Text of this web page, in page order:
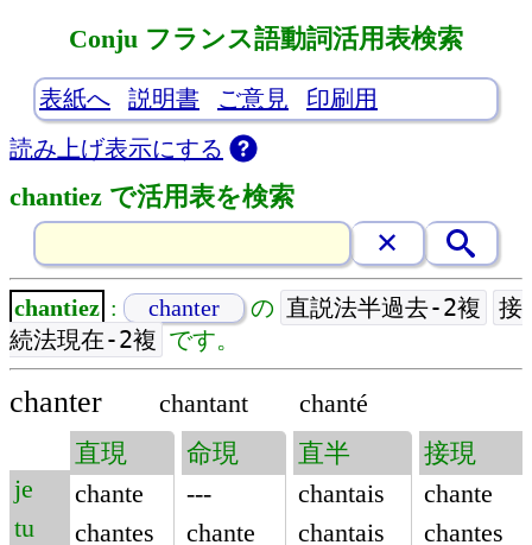
Conju フランス語動詞活用表検索
表紙へ 説明書 ご意見
印刷用
読み上げ表示にする
chantiez で活用表を検索
chantiez : chanter の 直説法半過去-2複
接
続法現在-2複 です。
chanter chantant chanté
je
tu
直現
chante
chantes
命現
---
chante
直半
chantais
chantais
接現
chante
chantes